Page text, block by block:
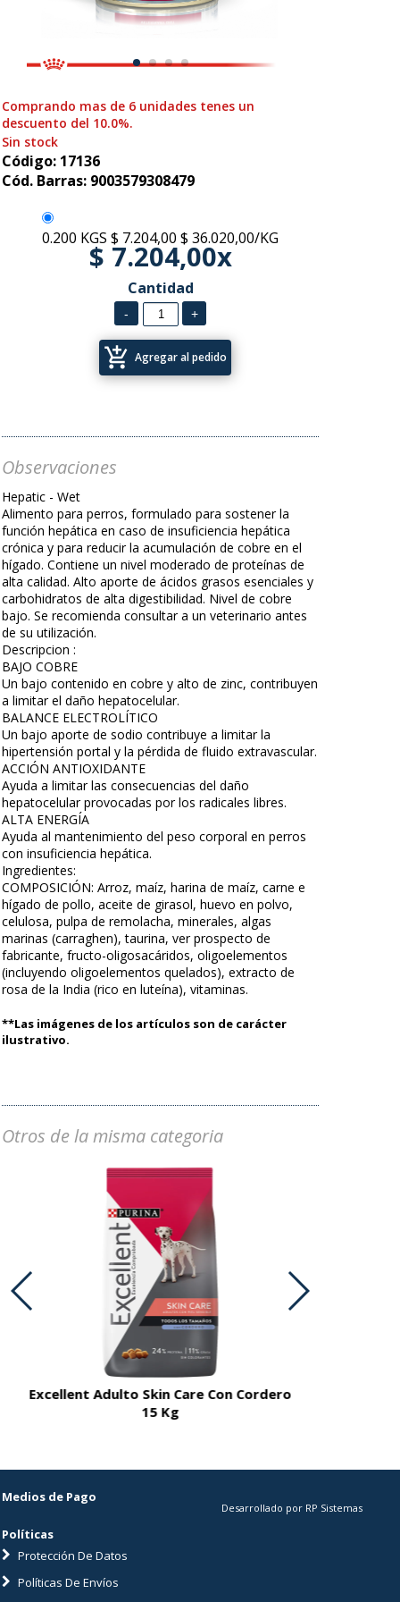
Comprando mas de 6 unidades tenes un
descuento del 10.0%.
Sin stock
Código: 17136
Cód. Barras: 9003579308479
0.200 KGS $ 7.204,00 $ 36.020,00/KG
$ 7.204,00x
Cantidad
add_shopping_cart Agregar al pedido
Observaciones
Hepatic - Wet
Alimento para perros, formulado para sostener la
función hepática en caso de insuficiencia hepática
crónica y para reducir la acumulación de cobre en el
hígado. Contiene un nivel moderado de proteínas de
alta calidad. Alto aporte de ácidos grasos esenciales y
carbohidratos de alta digestibilidad. Nivel de cobre
bajo. Se recomienda consultar a un veterinario antes
de su utilización.
Descripcion :
BAJO COBRE
Un bajo contenido en cobre y alto de zinc, contribuyen
a limitar el daño hepatocelular.
BALANCE ELECTROLÍTICO
Un bajo aporte de sodio contribuye a limitar la
hipertensión portal y la pérdida de fluido extravascular.
ACCIÓN ANTIOXIDANTE
Ayuda a limitar las consecuencias del daño
hepatocelular provocadas por los radicales libres.
ALTA ENERGÍA
Ayuda al mantenimiento del peso corporal en perros
con insuficiencia hepática.
Ingredientes:
COMPOSICIÓN: Arroz, maíz, harina de maíz, carne e
hígado de pollo, aceite de girasol, huevo en polvo,
celulosa, pulpa de remolacha, minerales, algas
marinas (carraghen), taurina, ver prospecto de
fabricante, fructo-oligosacáridos, oligoelementos
(incluyendo oligoelementos quelados), extracto de
rosa de la India (rico en luteína), vitaminas.
**Las imágenes de los artículos son de carácter
ilustrativo.
Otros de la misma categoria
Excellent Adulto Skin Care Con Cordero
15 Kg
Medios de Pago
Políticas
Protección De Datos
Políticas De Envíos
Desarrollado por RP Sistemas